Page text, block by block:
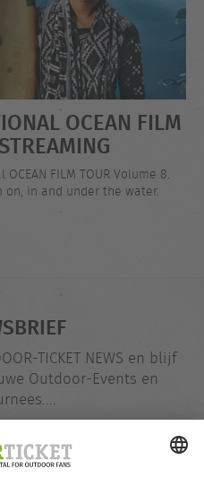
OCEAN FILM
FILM TOUR Volume 8.
in and under the water.
TICKET NEWS en blijf
Outdoor-Events en
mailadres